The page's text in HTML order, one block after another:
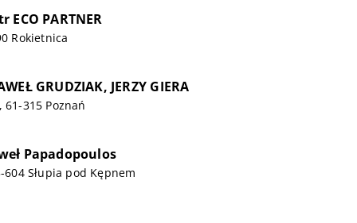
PARTNER
Rokietnica
GRUDZIAK, JERZY GIERA
61-315 Poznań
Papadopoulos
Słupia pod Kępnem